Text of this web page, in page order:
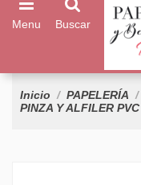
Menu Buscar
Inicio PAPELERÍA
PINZA Y ALFILER